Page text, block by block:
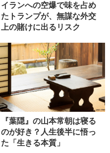
イランへの空爆で味を占め
たトランプが、無謀な外交
上の賭けに出るリスク
『葉隠』の山本常朝は寝る
のが好き？人生後半に悟っ
た「生きる本質」